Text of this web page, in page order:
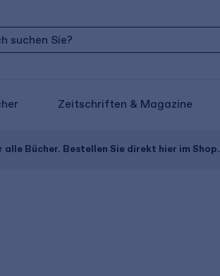
Zeitschriften & Magazine
Bücher. Bestellen Sie direkt hier im Shop.